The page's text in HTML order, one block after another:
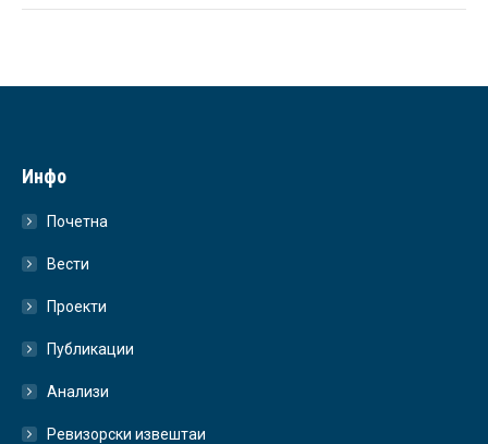
Инфо
Почетна
Вести
Проекти
Публикации
Анализи
Ревизорски извештаи